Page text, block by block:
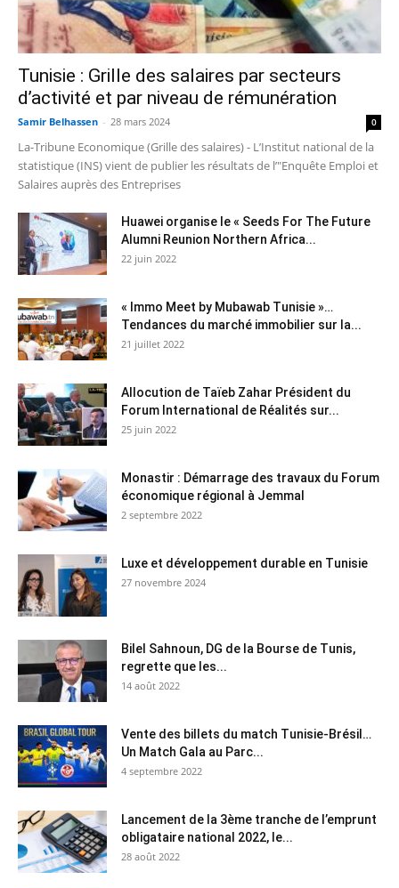
Tunisie : Grille des salaires par secteurs
d’activité et par niveau de rémunération
Samir Belhassen - 28 mars 2024 0
La-Tribune Economique (Grille des salaires) - L’Institut national de la
statistique (INS) vient de publier les résultats de l’"Enquête Emploi et
Salaires auprès des Entreprises
Huawei organise le « Seeds For The Future
Alumni Reunion Northern Africa...
22 juin 2022
« Immo Meet by Mubawab Tunisie »…
Tendances du marché immobilier sur la...
21 juillet 2022
Allocution de Taïeb Zahar Président du
Forum International de Réalités sur...
25 juin 2022
Monastir : Démarrage des travaux du Forum
économique régional à Jemmal
2 septembre 2022
Luxe et développement durable en Tunisie
27 novembre 2024
Bilel Sahnoun, DG de la Bourse de Tunis,
regrette que les...
14 août 2022
Vente des billets du match Tunisie-Brésil…
Un Match Gala au Parc...
4 septembre 2022
Lancement de la 3ème tranche de l’emprunt
obligataire national 2022, le...
28 août 2022